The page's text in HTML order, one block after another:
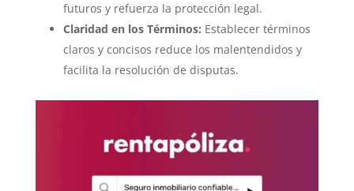
futuros y refuerza la protección legal.
Claridad en los Términos: Establecer términos
claros y concisos reduce los malentendidos y
facilita la resolución de disputas.